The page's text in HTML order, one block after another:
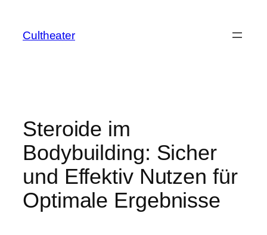
Cultheater
Steroide im
Bodybuilding: Sicher
und Effektiv Nutzen für
Optimale Ergebnisse